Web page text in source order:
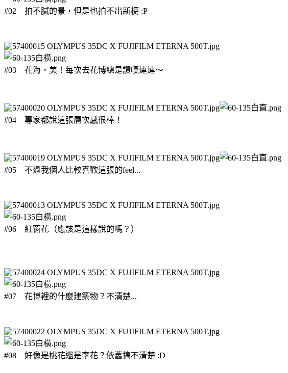
#02 拍不膩的景，但是也拍不出新梗 :P
#03 花海，美！每次去花博總是讚嘆連連～
#04 專家都說這張層次感很棒！
#05 不過我個人比較喜歡這張的feel...
#06 紅窗花（應該是這樣說的嗎？）
#07 花博裡的什麼建築物？不清楚...
#08 好像是桃花還是李花？依舊搞不清楚 :D